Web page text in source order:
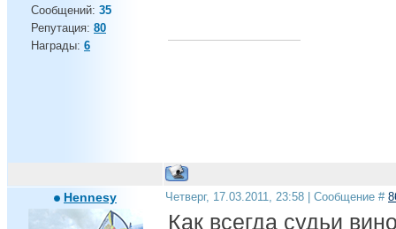
Сообщений: 35
Репутация: 80
Награды: 6
Hennesy Четверг, 17.03.2011, 23:58 | Сообщение #
Как всегда судьи